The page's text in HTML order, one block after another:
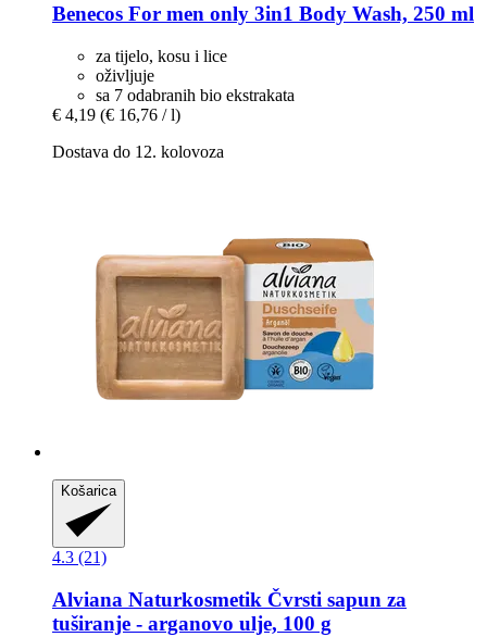
Benecos For men only 3in1 Body Wash, 250 ml
za tijelo, kosu i lice
oživljuje
sa 7 odabranih bio ekstrakata
€ 4,19 (€ 16,76 / l)
Dostava do 12. kolovoza
Košarica
4.3 (21)
Alviana Naturkosmetik Čvrsti sapun za
tuširanje -​ arganovo ulje, 100 g